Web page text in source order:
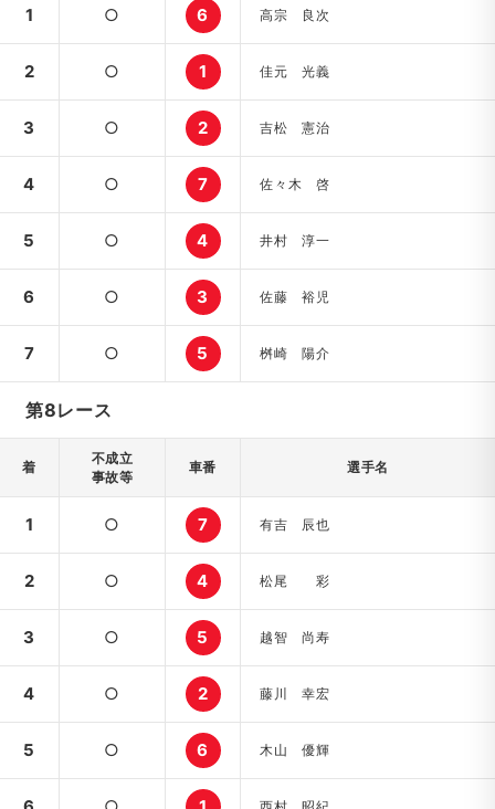
1 ○ 6 高宗 良次
2 ○ 1 佳元 光義
3 ○ 2 吉松 憲治
4 ○ 7 佐々木 啓
5 ○ 4 井村 淳一
6 ○ 3 佐藤 裕児
7 ○ 5 桝崎 陽介
第8レース
着
不成立
事故等
車番 選手名
1 ○ 7 有吉 辰也
2 ○ 4 松尾 彩
3 ○ 5 越智 尚寿
4 ○ 2 藤川 幸宏
5 ○ 6 木山 優輝